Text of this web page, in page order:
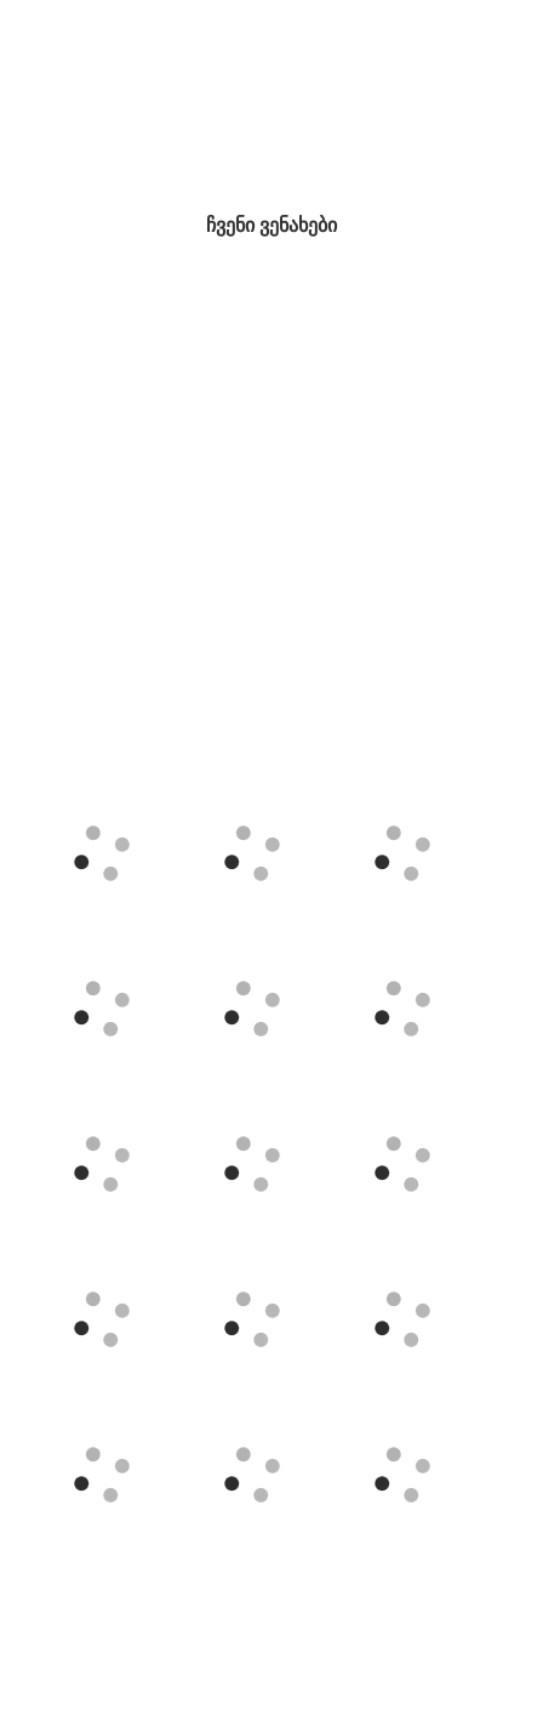
ჩვენი ვენახები